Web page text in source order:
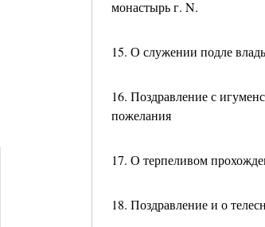
монастырь г. N.
15. О служении подле
16. Поздравление с
пожелания
17. О терпеливом
18. Поздравление и о